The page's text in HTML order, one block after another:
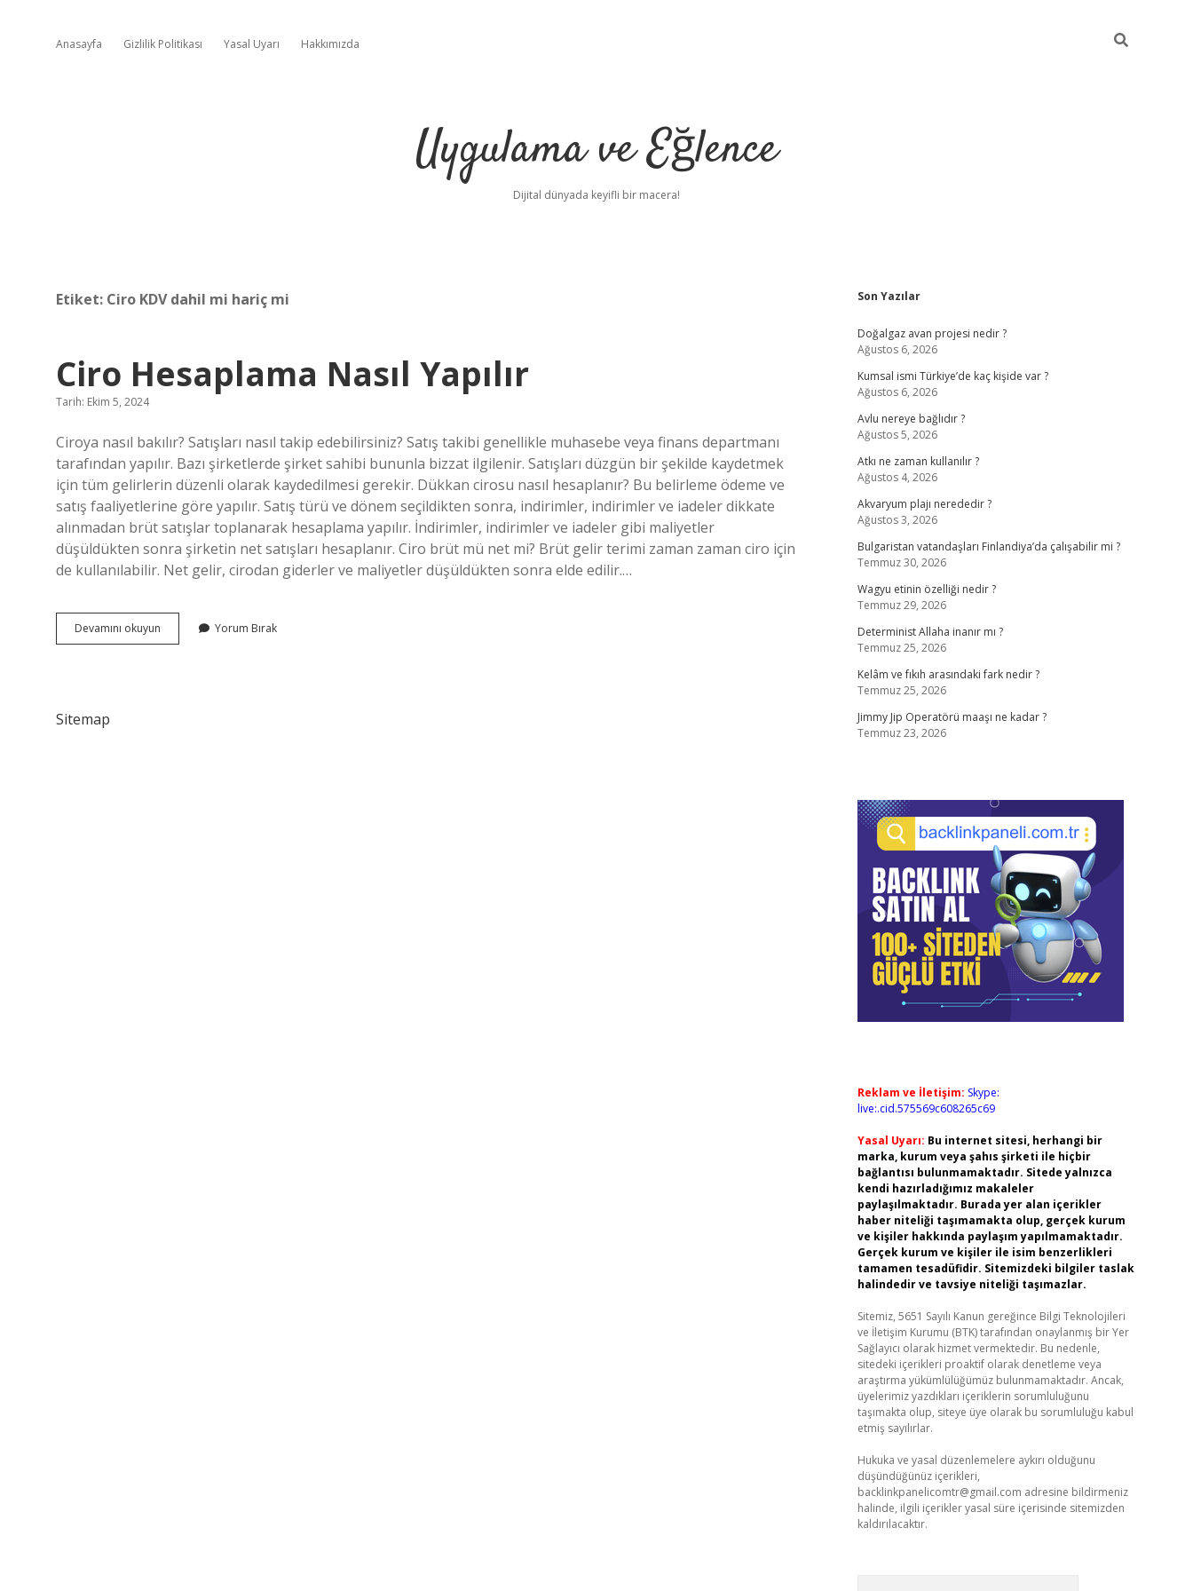
Anasayfa Gizlilik Politikası Yasal Uyarı Hakkımızda
Uygulama ve Eğlence
Dijital dünyada keyifli bir macera!
Etiket: Ciro KDV dahil mi hariç mi
Ciro Hesaplama Nasıl Yapılır
Tarih: Ekim 5, 2024
Ciroya nasıl bakılır? Satışları nasıl takip edebilirsiniz? Satış takibi genellikle muhasebe veya finans departmanı
tarafından yapılır. Bazı şirketlerde şirket sahibi bununla bizzat ilgilenir. Satışları düzgün bir şekilde kaydetmek
için tüm gelirlerin düzenli olarak kaydedilmesi gerekir. Dükkan cirosu nasıl hesaplanır? Bu belirleme ödeme ve
satış faaliyetlerine göre yapılır. Satış türü ve dönem seçildikten sonra, indirimler, indirimler ve iadeler dikkate
alınmadan brüt satışlar toplanarak hesaplama yapılır. İndirimler, indirimler ve iadeler gibi maliyetler
düşüldükten sonra şirketin net satışları hesaplanır. Ciro brüt mü net mi? Brüt gelir terimi zaman zaman ciro için
de kullanılabilir. Net gelir, cirodan giderler ve maliyetler düşüldükten sonra elde edilir.…
Devamını okuyun
Hesaplama
Yorum Bırak
Sitemap
Sidebar
Son Yazılar
Doğalgaz avan projesi nedir ?
Ağustos 6, 2026
Kumsal ismi Türkiye’de kaç kişide var ?
Ağustos 6, 2026
Avlu nereye bağlıdır ?
Ağustos 5, 2026
Atkı ne zaman kullanılır ?
Ağustos 4, 2026
Akvaryum plajı nerededir ?
Ağustos 3, 2026
Bulgaristan vatandaşları Finlandiya’da çalışabilir mi ?
Temmuz 30, 2026
Wagyu etinin özelliği nedir ?
Temmuz 29, 2026
Determinist Allaha inanır mı ?
Temmuz 25, 2026
Kelâm ve fıkıh arasındaki fark nedir ?
Temmuz 25, 2026
Jimmy Jip Operatörü maaşı ne kadar ?
Temmuz 23, 2026
Reklam ve İletişim: Skype:
live:.cid.575569c608265c69
Yasal Uyarı: Bu internet sitesi, herhangi bir
marka, kurum veya şahıs şirketi ile hiçbir
bağlantısı bulunmamaktadır. Sitede yalnızca
kendi hazırladığımız makaleler
paylaşılmaktadır. Burada yer alan içerikler
haber niteliği taşımamakta olup, gerçek kurum
ve kişiler hakkında paylaşım yapılmamaktadır.
Gerçek kurum ve kişiler ile isim benzerlikleri
tamamen tesadüfidir. Sitemizdeki bilgiler taslak
halindedir ve tavsiye niteliği taşımazlar.
Sitemiz, 5651 Sayılı Kanun gereğince Bilgi Teknolojileri
ve İletişim Kurumu (BTK) tarafından onaylanmış bir Yer
Sağlayıcı olarak hizmet vermektedir. Bu nedenle,
sitedeki içerikleri proaktif olarak denetleme veya
araştırma yükümlülüğümüz bulunmamaktadır. Ancak,
üyelerimiz yazdıkları içeriklerin sorumluluğunu
taşımakta olup, siteye üye olarak bu sorumluluğu kabul
etmiş sayılırlar.
Hukuka ve yasal düzenlemelere aykırı olduğunu
düşündüğünüz içerikleri,
backlinkpanelicomtr@gmail.com adresine bildirmeniz
halinde, ilgili içerikler yasal süre içerisinde sitemizden
kaldırılacaktır.